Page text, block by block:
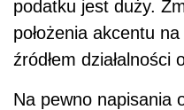
podatku jest duży.
położenia akcentu
źródłem działalności
Na pewno napisania